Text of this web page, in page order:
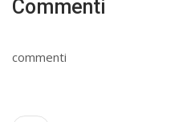
Commenti
commenti